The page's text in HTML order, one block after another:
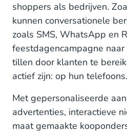
shoppers als bedrijven.
kunnen conversationele
zoals SMS, WhatsApp en
feestdagencampagne
tillen door klanten te
actief zijn: op hun telefoons.
Met gepersonaliseerde
advertenties, interactieve
maat gemaakte